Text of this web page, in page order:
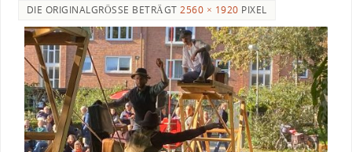
DIE ORIGINALGRÖSSE BETRÄGT 2560 × 1920 PIXEL